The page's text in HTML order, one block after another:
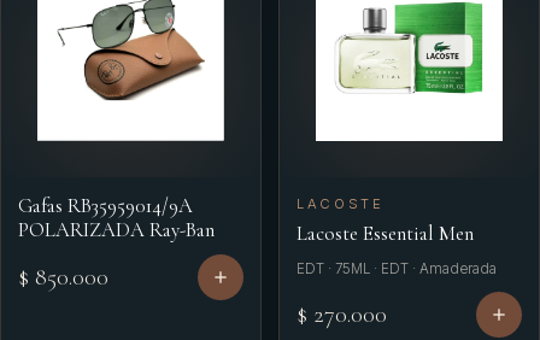
Gafas RB35959014/9A
POLARIZADA Ray-Ban
$ 850.000
LACOSTE
Lacoste Essential Men
EDT · 75ML · EDT · Amaderada
$ 270.000